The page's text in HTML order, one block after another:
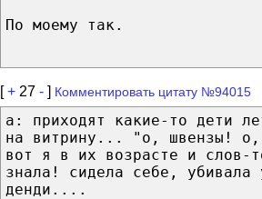
По моему так.
[+ 27 - ] Комментировать цитату №94015
a: приходят какие-то дети
на витрину... "о, швензы! о,
вот я в их возрасте и слов-
знала! сидела себе, убивала
денди....